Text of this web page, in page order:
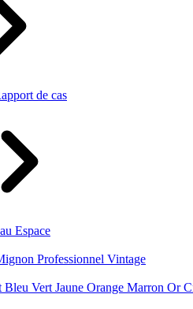
de cas
Espace
Professionnel Vintage
Bleu Vert Jaune Orange Marron Or